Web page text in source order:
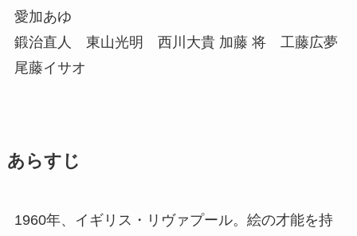
愛加あゆ
鍛治直人 東山光明 西川大貴 加藤 将 工藤広夢
尾藤イサオ
あらすじ
1960年、イギリス・リヴァプール。絵の才能を持